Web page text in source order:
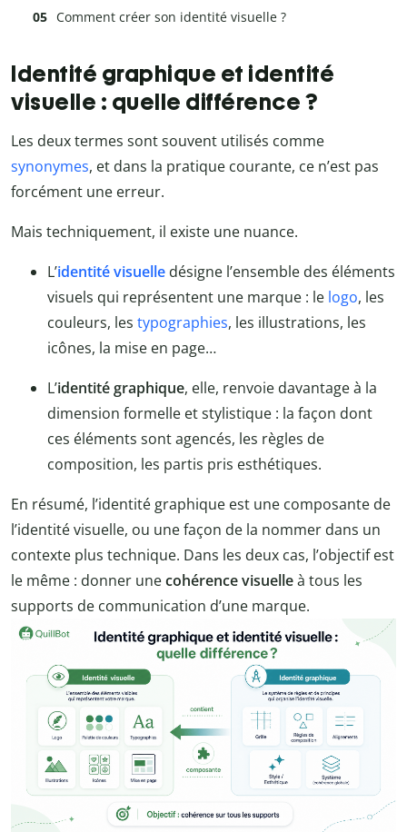
Comment créer son identité visuelle ?
Identité graphique et identité
visuelle : quelle différence ?
Les deux termes sont souvent utilisés comme
synonymes, et dans la pratique courante, ce n’est pas
forcément une erreur.
Mais techniquement, il existe une nuance.
L’identité visuelle désigne l’ensemble des éléments
visuels qui représentent une marque : le logo, les
couleurs, les typographies, les illustrations, les
icônes, la mise en page…
L’identité graphique, elle, renvoie davantage à la
dimension formelle et stylistique : la façon dont
ces éléments sont agencés, les règles de
composition, les partis pris esthétiques.
En résumé, l’identité graphique est une composante de
l’identité visuelle, ou une façon de la nommer dans un
contexte plus technique. Dans les deux cas, l’objectif est
le même : donner unecohérence visuelleà tous les
supports de communication d’une marque.